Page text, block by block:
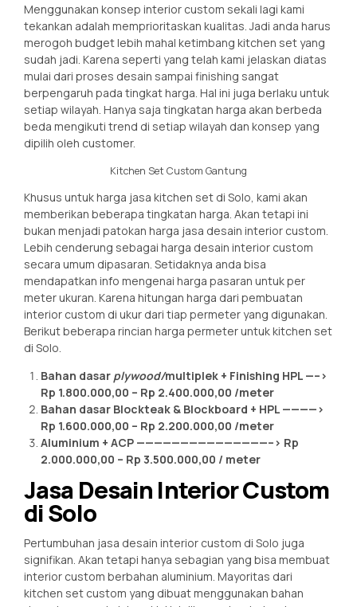
Menggunakan konsep interior custom sekali lagi kami
tekankan adalah memprioritaskan kualitas. Jadi anda harus
merogoh budget lebih mahal ketimbang kitchen set yang
sudah jadi. Karena seperti yang telah kami jelaskan diatas
mulai dari proses desain sampai finishing sangat
berpengaruh pada tingkat harga. Hal ini juga berlaku untuk
setiap wilayah. Hanya saja tingkatan harga akan berbeda
beda mengikuti trend di setiap wilayah dan konsep yang
dipilih oleh customer.
Kitchen Set Custom Gantung
Khusus untuk harga jasa kitchen set di Solo, kami akan
memberikan beberapa tingkatan harga. Akan tetapi ini
bukan menjadi patokan harga jasa desain interior custom.
Lebih cenderung sebagai harga desain interior custom
secara umum dipasaran. Setidaknya anda bisa
mendapatkan info mengenai harga pasaran untuk per
meter ukuran. Karena hitungan harga dari pembuatan
interior custom di ukur dari tiap permeter yang digunakan.
Berikut beberapa rincian harga permeter untuk kitchen set
di Solo.
Bahan dasar plywood/multiplek + Finishing HPL —–>
Rp 1.800.000,00 – Rp 2.400.000,00 /meter
Bahan dasar Blockteak & Blockboard + HPL ————>
Rp 1.600.000,00 – Rp 2.200.000,00 /meter
Aluminium + ACP ———————————————–> Rp
2.000.000,00 – Rp 3.500.000,00 / meter
Jasa Desain Interior Custom
di Solo
Pertumbuhan jasa desain interior custom di Solo juga
signifikan. Akan tetapi hanya sebagian yang bisa membuat
interior custom berbahan aluminium. Mayoritas dari
kitchen set custom yang dibuat menggunakan bahan